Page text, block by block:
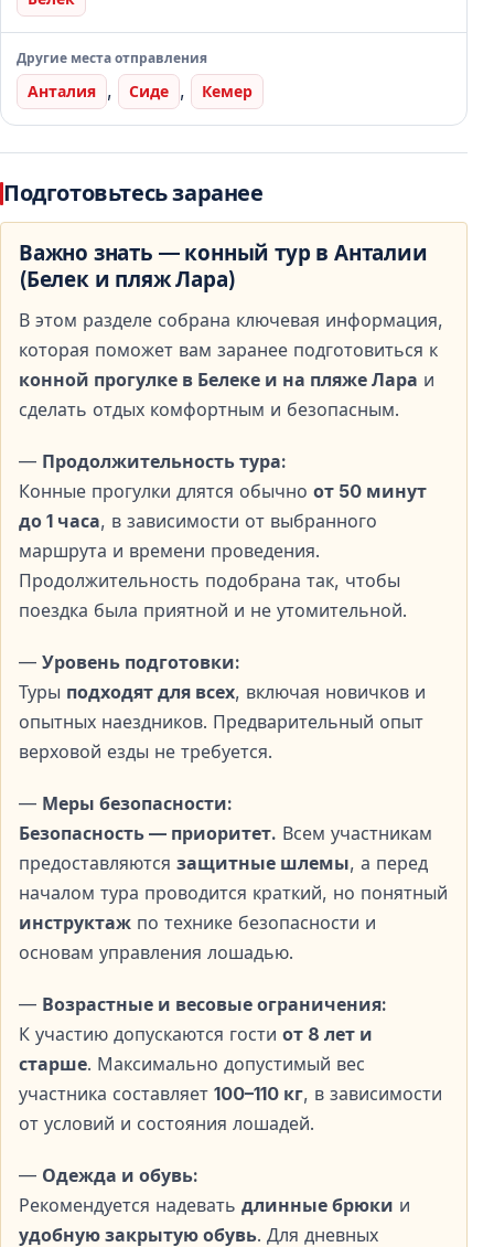
Профессиональные гиды
Лицензированные инструкторы сопровождают
группу на протяжении всего маршрута и следят за
безопасностью.
Идеальный выбор для семей, пар и тех, кто ищет
расслабляющее, но необычное развлечение.
Варианты конных туров в Белеке
Утренняя верховая езда
Поездка в прохладные утренние часы — отличный
Дневная конная прогулка
и пляжу — удобный вариант для дневного отдыха.
Верховая езда на закате
Одна из самых популярных опций — мягкий свет
заката и особая романтическая атмосфера.
Профессиональные гиды и безопасность
Перед началом тура все участники получают
подробный инструктаж, включающий правила
безопасности и основы управления лошадью.
Инструкторы сопровождают группу на протяжении
всей прогулки и готовы помочь в любой момент.
Для удобства гостей предоставляетсябесплатный
трансфер из всех отелей Белека. Встреча
осуществляется у главного входа в отель, что
делает поездку максимально комфортной и
организованной.
Для кого подходит верховая езда в
Другие места отправления
Анталия , Сиде , Кемер
Подготовьтесь заранее
Важно знать — конный тур в Анталии
(Белек и пляж Лара)
В этом разделе собрана ключевая информация,
которая поможет вам заранее подготовиться к
конной прогулке в Белеке и на пляже Лара и
сделать отдых комфортным и безопасным.
— Продолжительность тура:
Конные прогулки длятся обычно от 50 минут
до 1 часа, в зависимости от выбранного
маршрута и времени проведения.
Продолжительность подобрана так, чтобы
поездка была приятной и не утомительной.
— Уровень подготовки:
Туры подходят для всех, включая новичков и
опытных наездников. Предварительный опыт
верховой езды не требуется.
— Меры безопасности:
Безопасность — приоритет. Всем участникам
предоставляются защитные шлемы, а перед
началом тура проводится краткий, но понятный
инструктаж по технике безопасности и
основам управления лошадью.
— Возрастные и весовые ограничения:
К участию допускаются гости от 8 лет и
старше. Максимально допустимый вес
участника составляет 100–110 кг, в зависимости
от условий и состояния лошадей.
— Одежда и обувь:
Рекомендуется надевать длинные брюки и
удобную закрытую обувь. Для дневных